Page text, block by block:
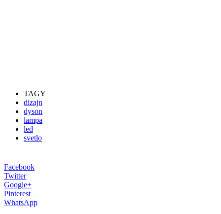
TAGY
dizajn
dyson
lampa
led
svetlo
Facebook
Twitter
Google+
Pinterest
WhatsApp